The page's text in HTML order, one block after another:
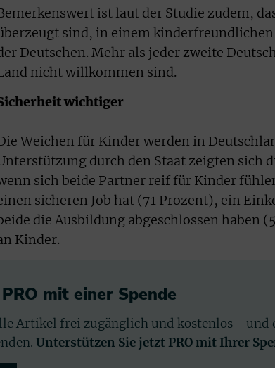
ist laut der Studie zudem,
sind, in einem
Deutschen. Mehr als jeder zweite
nicht willkommen sind.
wichtiger
Weichen für Kinder werden in
durch den Staat zeigten sich
sich beide Partner reif für Kinder
sicheren Job hat (71 Prozent), ein
die Ausbildung abgeschlossen haben
Kinder.
mit einer Spende
Artikel frei zugänglich und kostenlos - und
Unterstützen Sie jetzt PRO mit Ihrer